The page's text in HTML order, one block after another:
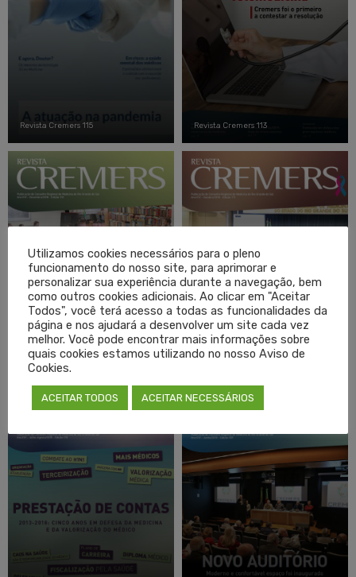
Revista Cremers 115 Revista Cremers 113
Revista Cremers 112
Utilizamos cookies necessários para o pleno
funcionamento do nosso site, para aprimorar e
personalizar sua experiência durante a navegação, bem
como outros cookies adicionais. Ao clicar em "Aceitar
Todos", você terá acesso a todas as funcionalidades da
página e nos ajudará a desenvolver um site cada vez
melhor. Você pode encontrar mais informações sobre
quais cookies estamos utilizando no nosso Aviso de
Cookies.
ACEITAR TODOS ACEITAR NECESSÁRIOS